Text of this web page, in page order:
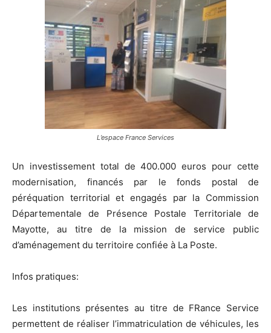
L’espace France Services
Un investissement total de 400.000 euros pour cette
modernisation, financés par le fonds postal de
péréquation territorial et engagés par la Commission
Départementale de Présence Postale Territoriale de
Mayotte, au titre de la mission de service public
d’aménagement du territoire confiée à La Poste.
Infos pratiques:
Les institutions présentes au titre de FRance Service
permettent de réaliser l’immatriculation de véhicules, les